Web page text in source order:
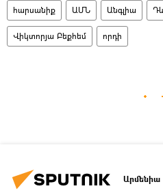
հարսանիք ԱՄՆ Անգլիա
Վիկտորյա Բեքհեմ որդի
Արմենիա